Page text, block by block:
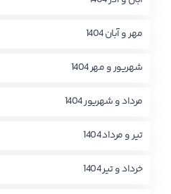
مهر و آبان 1404
شهریور و مهر 1404
مرداد و شهریور 1404
تیر و مرداد 1404
خرداد و تیر 1404